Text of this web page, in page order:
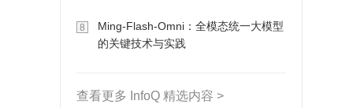
8
Ming-Flash-Omni：全模态统一大模型
的关键技术与实践
查看更多 InfoQ 精选内容 >